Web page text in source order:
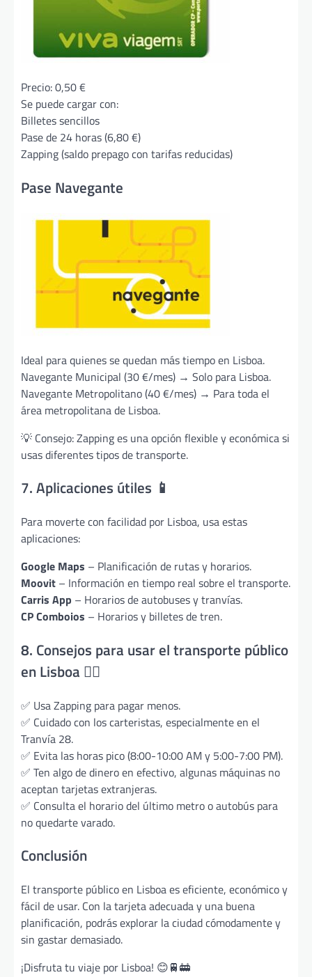
Precio: 0,50 €
Se puede cargar con:
Billetes sencillos
Pase de 24 horas (6,80 €)
Zapping (saldo prepago con tarifas reducidas)
Pase Navegante
Ideal para quienes se quedan más tiempo en Lisboa.
Navegante Municipal (30 €/mes) → Solo para Lisboa.
Navegante Metropolitano (40 €/mes) → Para toda el
área metropolitana de Lisboa.
💡 Consejo: Zapping es una opción flexible y económica si
usas diferentes tipos de transporte.
7. Aplicaciones útiles 📱
Para moverte con facilidad por Lisboa, usa estas
aplicaciones:
Google Maps – Planificación de rutas y horarios.
Moovit – Información en tiempo real sobre el transporte.
Carris App – Horarios de autobuses y tranvías.
CP Comboios – Horarios y billetes de tren.
8. Consejos para usar el transporte público
en Lisboa 🚶‍♂️
✅ Usa Zapping para pagar menos.
✅ Cuidado con los carteristas, especialmente en el
Tranvía 28.
✅ Evita las horas pico (8:00-10:00 AM y 5:00-7:00 PM).
✅ Ten algo de dinero en efectivo, algunas máquinas no
aceptan tarjetas extranjeras.
✅ Consulta el horario del último metro o autobús para
no quedarte varado.
Conclusión
El transporte público en Lisboa es eficiente, económico y
fácil de usar. Con la tarjeta adecuada y una buena
planificación, podrás explorar la ciudad cómodamente y
sin gastar demasiado.
¡Disfruta tu viaje por Lisboa! 😊🚆🚋